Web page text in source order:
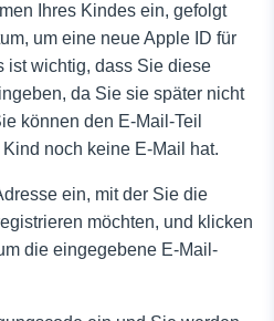
Ihres Kindes ein, gefolgt
um eine neue Apple ID für
ist wichtig, dass Sie diese
da Sie sie später nicht
können den E-Mail-Teil
noch keine E-Mail hat.
ein, mit der Sie die
möchten, und klicken
die eingegebene E-Mail-